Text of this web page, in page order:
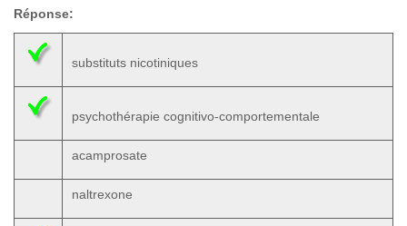
Réponse:
substituts nicotiniques
psychothérapie cognitivo-comportementale
acamprosate
naltrexone